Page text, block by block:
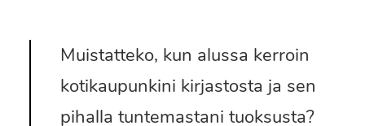
Muistatteko, kun alussa kerroin
kotikaupunkini kirjastosta ja sen
pihalla tuntemastani tuoksusta?